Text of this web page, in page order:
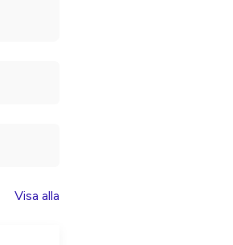
Visa alla